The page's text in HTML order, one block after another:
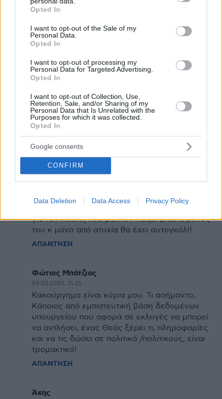
grant or deny consent to Google and its third-party tags to
use your data for below specified purposes in below Google
consent section.
Opted In
I want to opt-out of the Sale of my
Personal Data.
Opted In
I want to opt-out of processing my
Personal Data for Targeted Advertising.
Opted In
I want to opt-out of Collection, Use,
Retention, Sale, and/or Sharing of my
Personal Data that Is Unrelated with the
Purposes for which it was collected.
Opted In
Google consents
CONFIRM
Data Deletion Data Access Privacy Policy
μεταδημότευση;
αννα
Kυριε φωτη ασήμαντο ειναι το θεμα με το μαιλ
ΑΣΗΜΑΝΤΟ ΕΙΝΑΙ και το παίζουμε θιγμένοι ελεος
ΑΠΑΝΤΗΣΗ
Asd
04.03.2024, 21:38
Πες τα χρυσόστομη....όλο υποκρισίες κ
επιπλέον ανύπαρκτα κ επουσιώδη που γίνονται
σήριαλ,αλά Μάρθα Βούρτση.....κ κλάμα πολύ
άνευ λόγου...φαντάσου να έρθουν τίποτε
κ η τοξικότητα της αντιπολίτευσης εν
για τον Κούλη που μάλλον παίζει μπάλα μόνος
του κ μόνο από ατυχία θα έχει αυτογκόλ!!
ΑΠΑΝΤΗΣΗ
Φώτιος Μπάτζιος
04.03.2024, 15:25
Κακούργημα είναι κύρια μου. Τι ασήμαντο;
Κάποιος από εμπιστευτική βάση δεδομένων
υπουργείου που αφορά σε εκλογές να μπορεί
να αντλήσει, ένας Θεός ξέρει τι, πληροφορίες
και να τις δώσει σε πολιτικό /πολιτικούς, είναι
τρομακτικό!
ΑΠΑΝΤΗΣΗ
Άκης